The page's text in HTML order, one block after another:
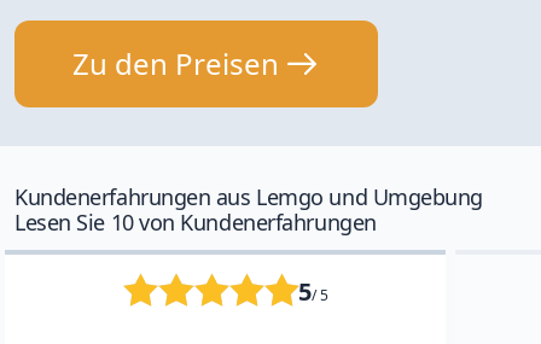
Zu den Preisen
Kundenerfahrungen aus Lemgo und Umgebung
Lesen Sie 10 von Kundenerfahrungen
5/ 5